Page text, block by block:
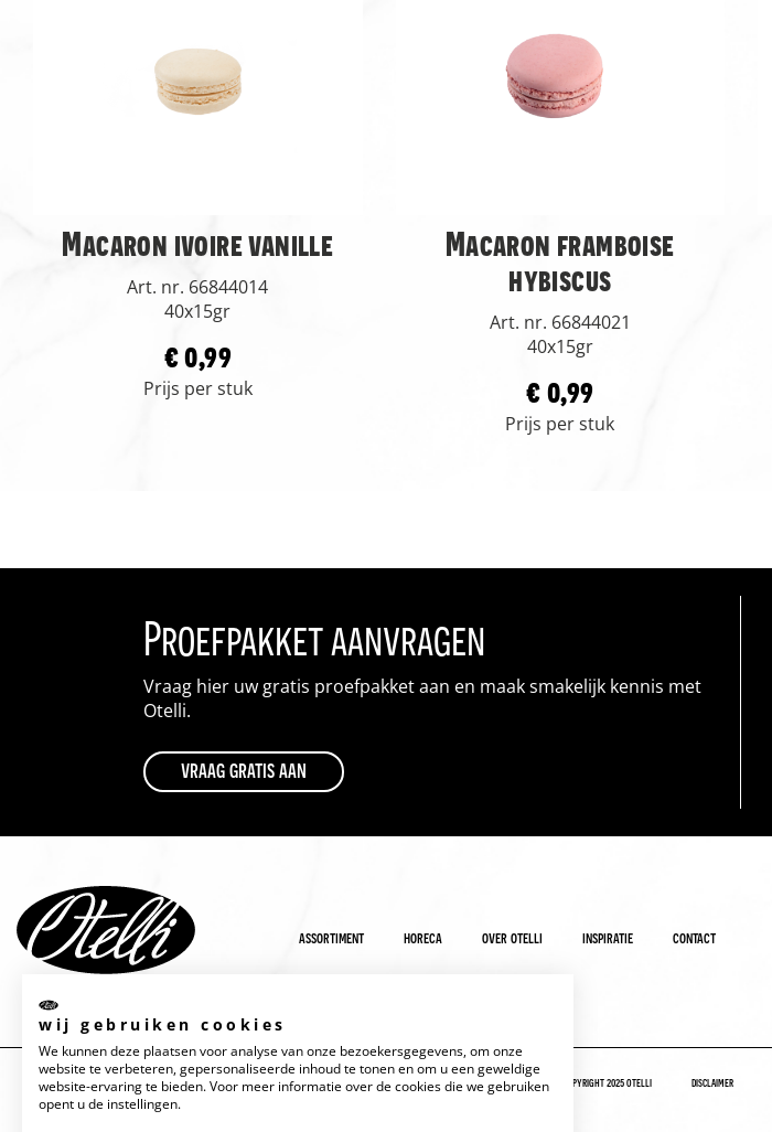
Macaron ivoire vanille
Art. nr. 66844014
40x15gr
€ 0,99
Prijs per stuk
Macaron framboise
hybiscus
Art. nr. 66844021
40x15gr
€ 0,99
Prijs per stuk
Proefpakket aanvragen
Vraag hier uw gratis proefpakket aan en maak smakelijk kennis met
Otelli.
vraag gratis aan
assortiment horeca over otelli inspiratie contact
copyright 2025 otelli disclaimer
wij gebruiken cookies
We kunnen deze plaatsen voor analyse van onze bezoekersgegevens, om onze
website te verbeteren, gepersonaliseerde inhoud te tonen en om u een geweldige
website-ervaring te bieden. Voor meer informatie over de cookies die we gebruiken
opent u de instellingen.